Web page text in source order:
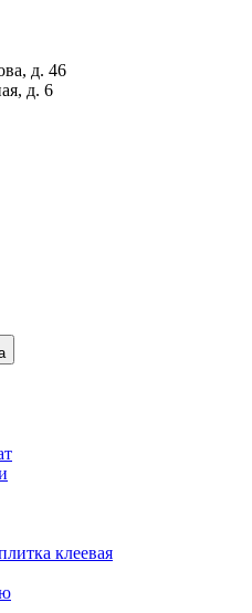
д. 46
д. 6
клеевая